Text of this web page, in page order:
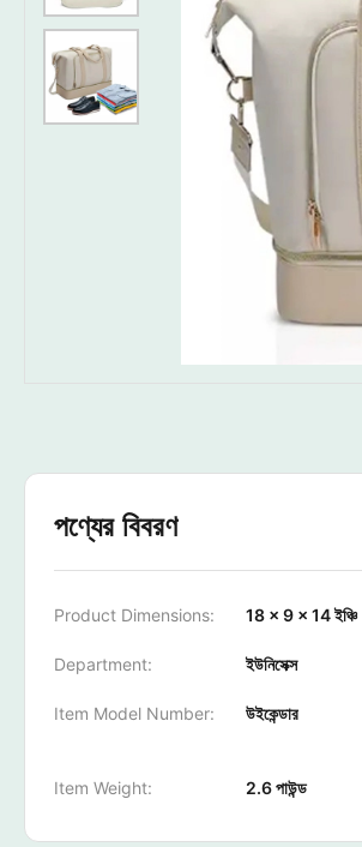
পণ্যের বিবরণ
Product Dimensions: 18 x 9 x 14 ইঞ্চি
Department: ইউনিসেক্স
Item Model Number: উইকেন্ডার
Item Weight: 2.6 পাউন্ড